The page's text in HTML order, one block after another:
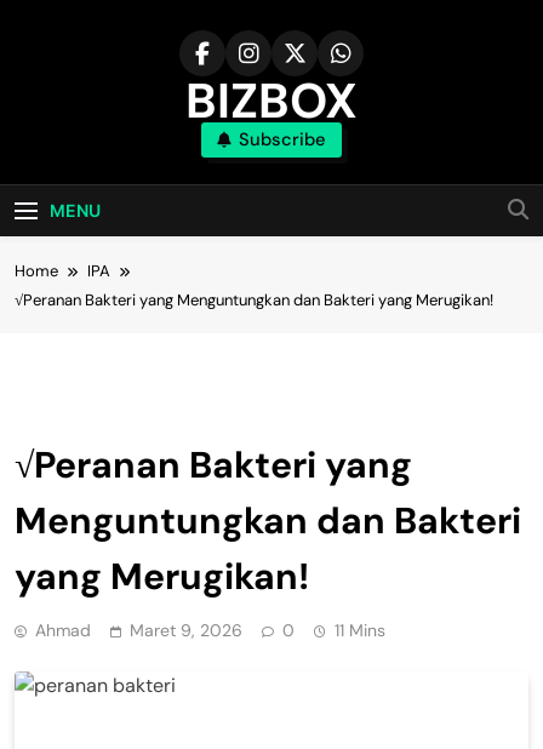
BIZBOX
Bizbox – Media Informasi Terkini
Subscribe
MENU
Home
IPA
√Peranan Bakteri yang Menguntungkan dan Bakteri yang Merugikan!
√Peranan Bakteri yang
Menguntungkan dan Bakteri
yang Merugikan!
Ahmad Maret 9, 2026 0 11 Mins